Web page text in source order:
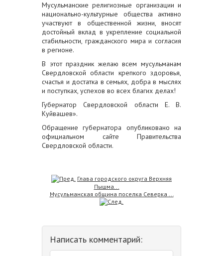
Мусульманские религиозные организации и
национально-культурные общества активно
участвуют в общественной жизни, вносят
достойный вклад в укрепление социальной
стабильности, гражданского мира и согласия
в регионе.
В этот праздник желаю всем мусульманам
Свердловской области крепкого здоровья,
счастья и достатка в семьях, добра в мыслях
и поступках, успехов во всех благих делах!
Губернатор Свердловской области Е. В.
Куйвашев».
Обращение губернатора опубликовано на
официальном сайте Правительства
Свердловской области.
Глава городского округа Верхняя
Пышма...
Мусульманская община поселка Северка ...
Написать комментарий: